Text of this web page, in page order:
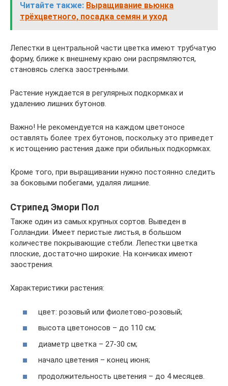
Читайте также: Выращивание вьюнка
трёхцветного, посадка семян и уход
Лепестки в центральной части цветка имеют трубчатую
форму, ближе к внешнему краю они распрямляются,
становясь слегка заостренными.
Растение нуждается в регулярных подкормках и
удалению лишних бутонов.
Важно! Не рекомендуется на каждом цветоносе
оставлять более трех бутонов, поскольку это приведет
к истощению растения даже при обильных подкормках.
Кроме того, при выращивании нужно постоянно следить
за боковыми побегами, удаляя лишние.
Стрипед Эмори Пол
Также один из самых крупных сортов. Выведен в
Голландии. Имеет перистые листья, в большом
количестве покрывающие стебли. Лепестки цветка
плоские, достаточно широкие. На кончиках имеют
заострения.
Характеристики растения:
цвет: розовый или фиолетово-розовый;
высота цветоносов – до 110 см;
диаметр цветка – 27-30 см;
начало цветения – конец июня;
продолжительность цветения – до 4 месяцев.